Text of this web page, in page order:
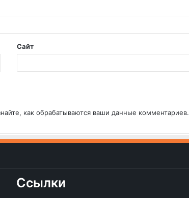
Сайт
как обрабатываются ваши данные комментариев.
Ссылки